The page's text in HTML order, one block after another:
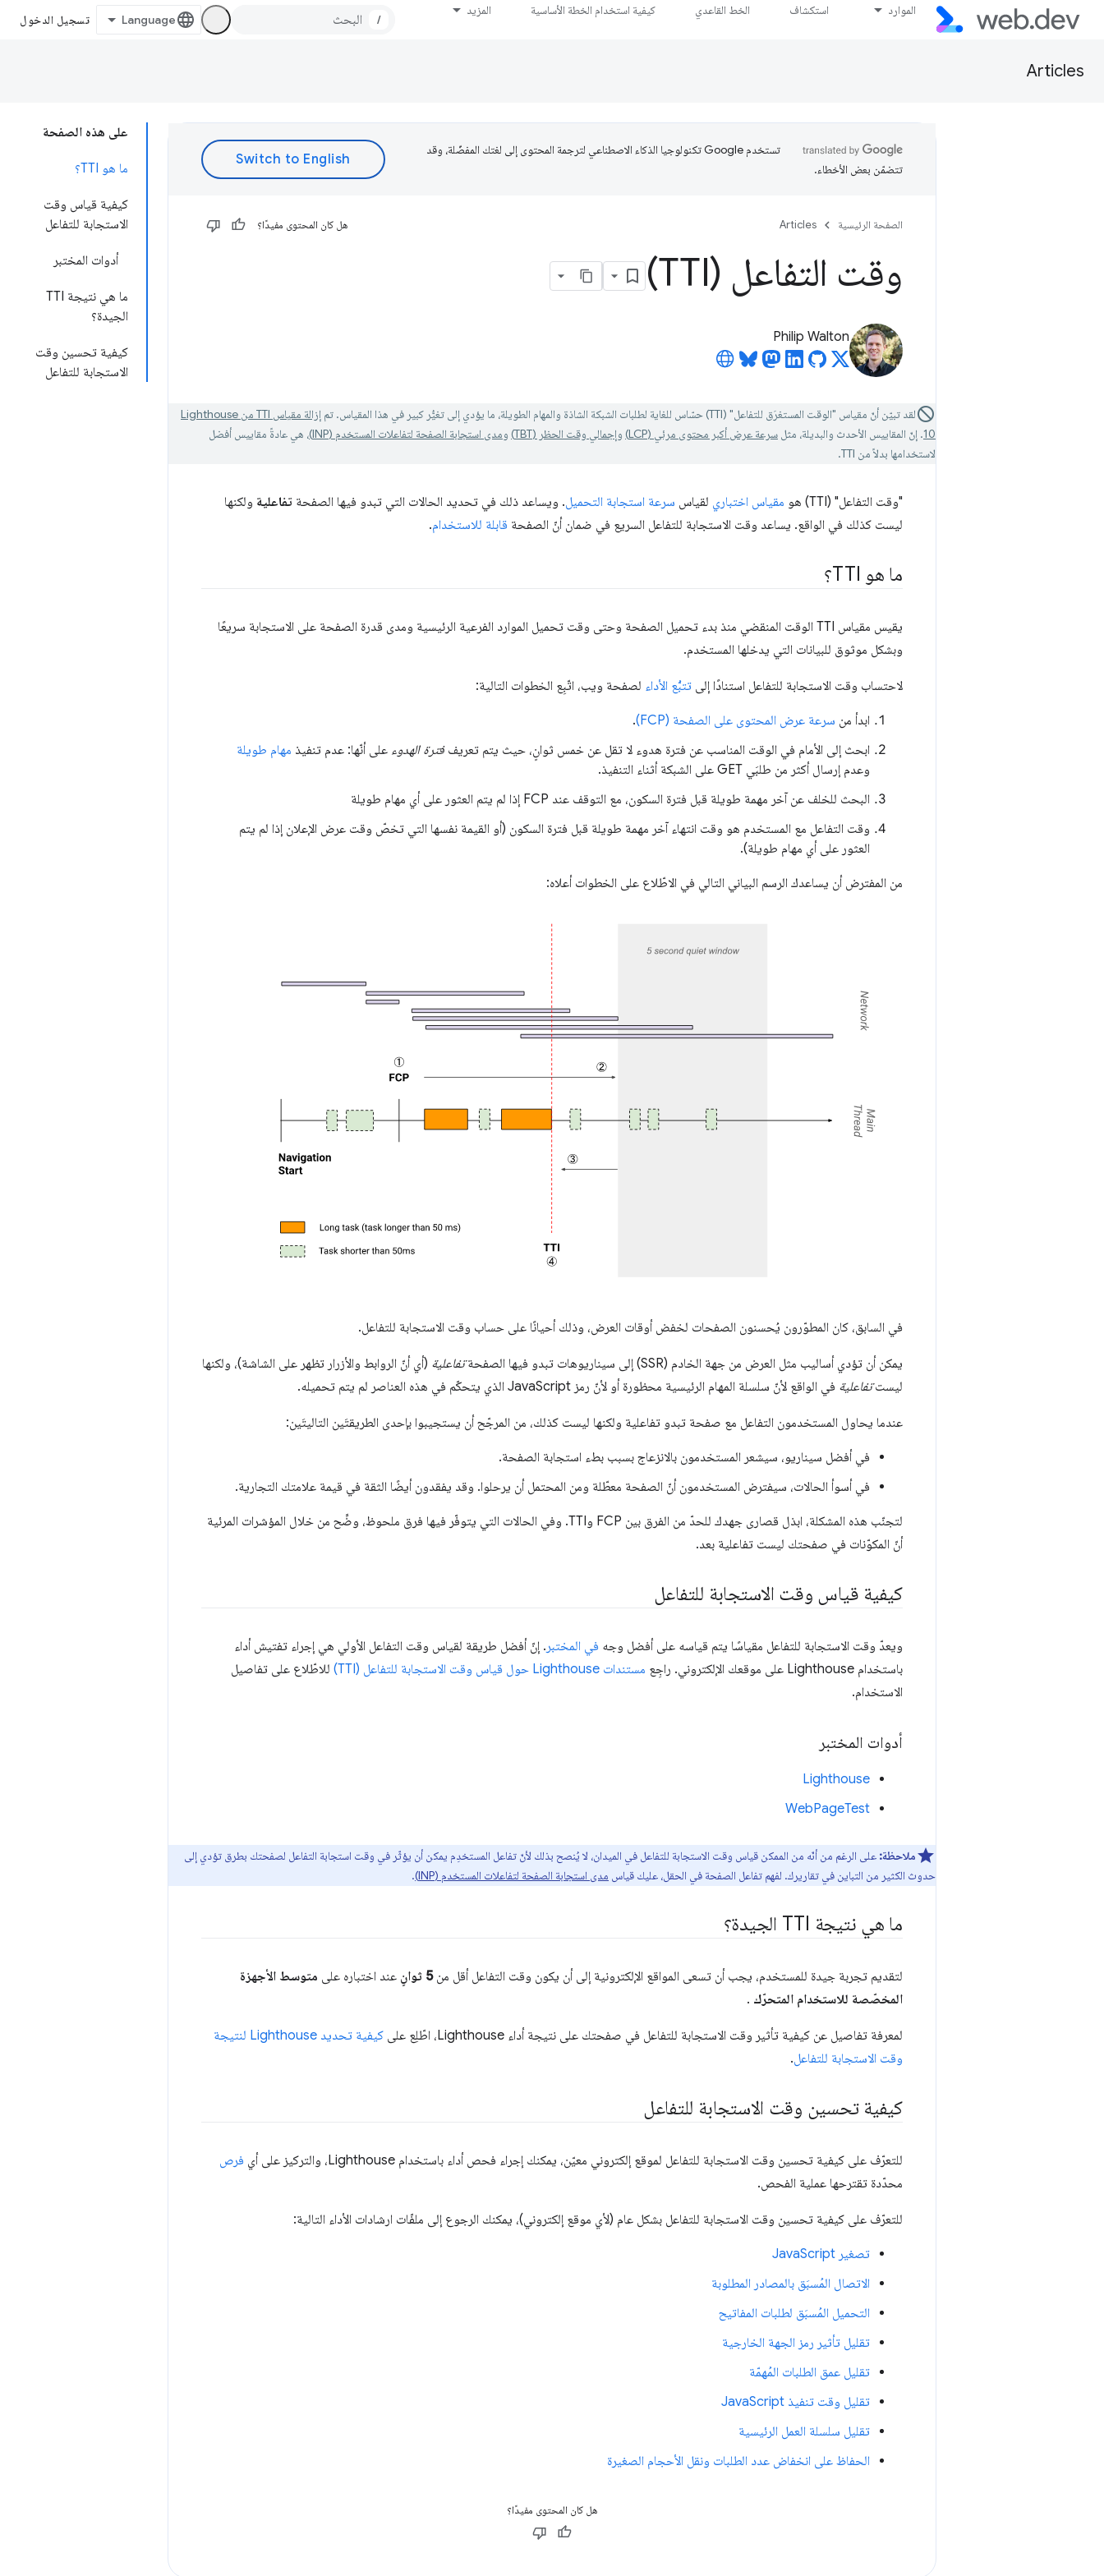
الموارد استكشاف الخط القاعدي كيفية استخدام الخطة الأساسية المزيد
/ تسجيل الدخول
Articles
على هذه الصفحة
ما هو TTI؟
كيفية قياس وقت
الاستجابة للتفاعل
أدوات المختبر
ما هي نتيجة TTI
الجيدة؟
كيفية تحسين وقت
الاستجابة للتفاعل
تستخدم Google تكنولوجيا الذكاء الاصطناعي لترجمة المحتوى إلى لغتك المفضّلة، وقد
تتضمّن بعض الأخطاء.
الصفحة الرئيسية Articles هل كان المحتوى مفيدًا؟
وقت التفاعل (TTI)
Philip Walton
لقد تبيّن أنّ مقياس "الوقت المستغرَق للتفاعل" (TTI) حسّاس للغاية لطلبات الشبكة الشاذة والمهام الطويلة، ما يؤدي إلى تغيُّر كبير في هذا المقياس. تم
إزالة مقياس TTI من Lighthouse
10. إنّ المقاييس الأحدث والبديلة، مثل سرعة عرض أكبر محتوى مرئي (LCP) وإجمالي وقت الحظر (TBT) ومدى استجابة الصفحة لتفاعلات المستخدم (INP)
، هي عادةً مقاييس أفضل
لاستخدامها بدلاً من TTI.
"وقت التفاعل" (TTI) هو مقياس اختباري لقياس سرعة استجابة التحميل. ويساعد ذلك في تحديد الحالات التي تبدو فيها الصفحة تفاعلية ولكنها
ليست كذلك في الواقع. يساعد وقت الاستجابة للتفاعل السريع في ضمان أنّ الصفحة قابلة للاستخدام.
ما هو TTI؟
يقيس مقياس TTI الوقت المنقضي منذ بدء تحميل الصفحة وحتى وقت تحميل الموارد الفرعية الرئيسية ومدى قدرة الصفحة على الاستجابة سريعًا
وبشكل موثوق للبيانات التي يدخلها المستخدم.
لاحتساب وقت الاستجابة للتفاعل استنادًا إلى تتبُّع الأداء لصفحة ويب، اتّبِع الخطوات التالية:
ابدأ من سرعة عرض المحتوى على الصفحة (FCP)
.
ابحث إلى الأمام في الوقت المناسب عن فترة هدوء لا تقل عن خمس ثوانٍ، حيث يتم تعريففترة الهدوء على أنّها: عدم تنفيذ مهام طويلة
وعدم إرسال أكثر من طلبَي GET على الشبكة أثناء التنفيذ.
البحث للخلف عن آخر مهمة طويلة قبل فترة السكون، مع التوقف عند FCP إذا لم يتم العثور على أي مهام طويلة
وقت التفاعل مع المستخدم هو وقت انتهاء آخر مهمة طويلة قبل فترة السكون (أو القيمة نفسها التي تخصّ وقت عرض الإعلان إذا لم يتم
العثور على أي مهام طويلة).
من المفترض أن يساعدك الرسم البياني التالي في الاطّلاع على الخطوات أعلاه:
في السابق، كان المطوّرون يُحسنون الصفحات لخفض أوقات العرض، وذلك أحيانًا على حساب وقت الاستجابة للتفاعل.
يمكن أن تؤدي أساليب مثل العرض من جهة الخادم (SSR) إلى سيناريوهات تبدو فيها الصفحة تفاعلية (أي أنّ الروابط والأزرار تظهر على الشاشة)، ولكنها
ليستتفاعلية في الواقع لأنّ سلسلة المهام الرئيسية محظورة أو لأنّ رمز JavaScript الذي يتحكّم في هذه العناصر لم يتم تحميله.
عندما يحاول المستخدمون التفاعل مع صفحة تبدو تفاعلية ولكنها ليست كذلك، من المرجّح أن يستجيبوا بإحدى الطريقتَين التاليتَين:
في أفضل سيناريو، سيشعر المستخدمون بالانزعاج بسبب بطء استجابة الصفحة.
في أسوأ الحالات، سيفترض المستخدمون أنّ الصفحة معطّلة ومن المحتمل أن يرحلوا. وقد يفقدون أيضًا الثقة في قيمة علامتك التجارية.
لتجنّب هذه المشكلة، ابذل قصارى جهدك للحدّ من الفرق بين FCP وTTI. وفي الحالات التي يتوفّر فيها فرق ملحوظ، وضِّح من خلال المؤشرات المرئية
أنّ المكوّنات في صفحتك ليست تفاعلية بعد.
كيفية قياس وقت الاستجابة للتفاعل
ويعدّ وقت الاستجابة للتفاعل مقياسًا يتم قياسه على أفضل وجه في المختبر . إنّ أفضل طريقة لقياس وقت التفاعل الأولي هي إجراء تفتيش أداء
باستخدام Lighthouse على موقعك الإلكتروني. راجِع
مستندات Lighthouse حول قياس وقت الاستجابة للتفاعل (TTI)
للاطّلاع على تفاصيل
الاستخدام.
أدوات المختبر
Lighthouse
WebPageTest
ملاحظة: على الرغم من أنّه من الممكن قياس وقت الاستجابة للتفاعل في الميدان، لا يُنصح بذلك لأنّ تفاعل المستخدِم يمكن أن يؤثّر في وقت استجابة التفاعل لصفحتك بطرق تؤدي إلى
حدوث الكثير من التباين في تقاريرك. لفهم تفاعل الصفحة في الحقل، عليك قياس مدى استجابة الصفحة لتفاعلات المستخدم (INP) .
ما هي نتيجة TTI الجيدة؟
لتقديم تجربة جيدة للمستخدم، يجب أن تسعى المواقع الإلكترونية إلى أن يكون وقت التفاعل أقل من5 ثوانٍ عند اختباره على متوسط الأجهزة
المخصّصة للاستخدام المتحرّك .
لمعرفة تفاصيل عن كيفية تأثير وقت الاستجابة للتفاعل في صفحتك على نتيجة أداء Lighthouse، اطّلِع على
كيفية تحديد Lighthouse لنتيجة
وقت الاستجابة للتفاعل.
كيفية تحسين وقت الاستجابة للتفاعل
للتعرّف على كيفية تحسين وقت الاستجابة للتفاعل لموقع إلكتروني معيّن، يمكنك إجراء فحص أداء باستخدام Lighthouse، والتركيز على أي
فرص
محدّدة تقترحها عملية الفحص.
للتعرّف على كيفية تحسين وقت الاستجابة للتفاعل بشكل عام (لأي موقع إلكتروني)، يمكنك الرجوع إلى ملفّات ارشادات الأداء التالية:
تصغير JavaScript
الاتصال المُسبَق بالمصادر المطلوبة
التحميل المُسبَق لطلبات المفاتيح
تقليل تأثير رمز الجهة الخارجية
تقليل عمق الطلبات المُهمّة
تقليل وقت تنفيذ JavaScript
تقليل سلسلة العمل الرئيسية
الحفاظ على انخفاض عدد الطلبات ونقل الأحجام الصغيرة
هل كان المحتوى مفيدًا؟